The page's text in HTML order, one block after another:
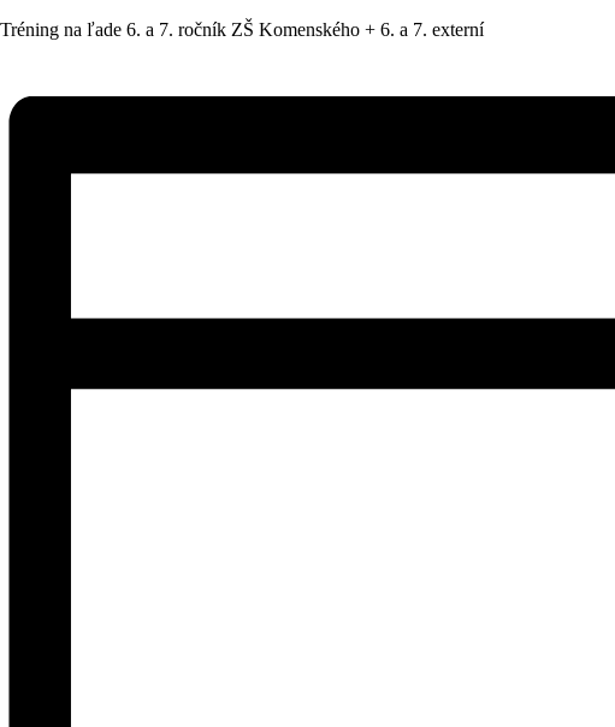
Tréning na ľade 6. a 7. ročník ZŠ Komenského + 6. a 7. externí